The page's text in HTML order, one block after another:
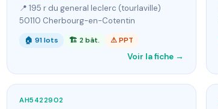
📍 195 r du general leclerc (tourlaville)
50110 Cherbourg-en-Cotentin
🏠 91 lots 🏗 2 bât. ⚠ PPT
Voir la fiche →
AH5422902